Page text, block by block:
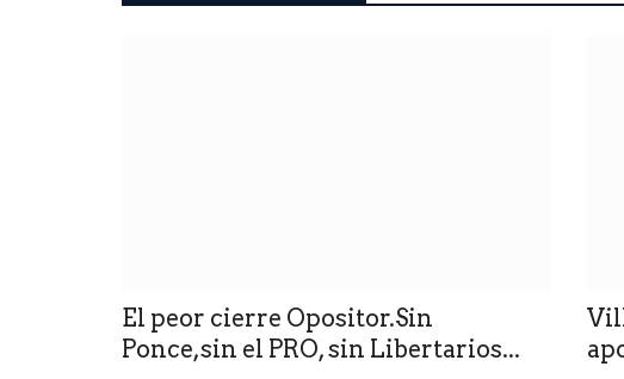
El peor cierre Opositor.Sin
Ponce,sin el PRO, sin Libertarios...